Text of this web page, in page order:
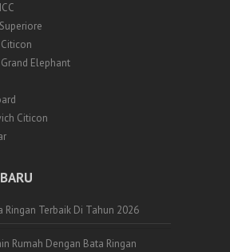
Elephant
Citicon
Ringan Terbaik Di Tahun 2026
Rumah Dengan Bata Ringan